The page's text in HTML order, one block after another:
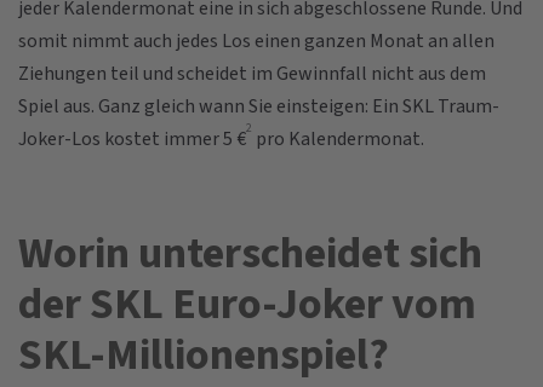
jeder Kalendermonat eine in sich abgeschlossene Runde. Und
somit nimmt auch jedes Los einen ganzen Monat an allen
Ziehungen teil und scheidet im Gewinnfall nicht aus dem
Spiel aus. Ganz gleich wann Sie einsteigen: Ein SKL Traum-
Joker-Los kostet immer 5 €2 pro Kalendermonat.
Worin unterscheidet sich
der SKL Euro-Joker vom
SKL-Millionenspiel?